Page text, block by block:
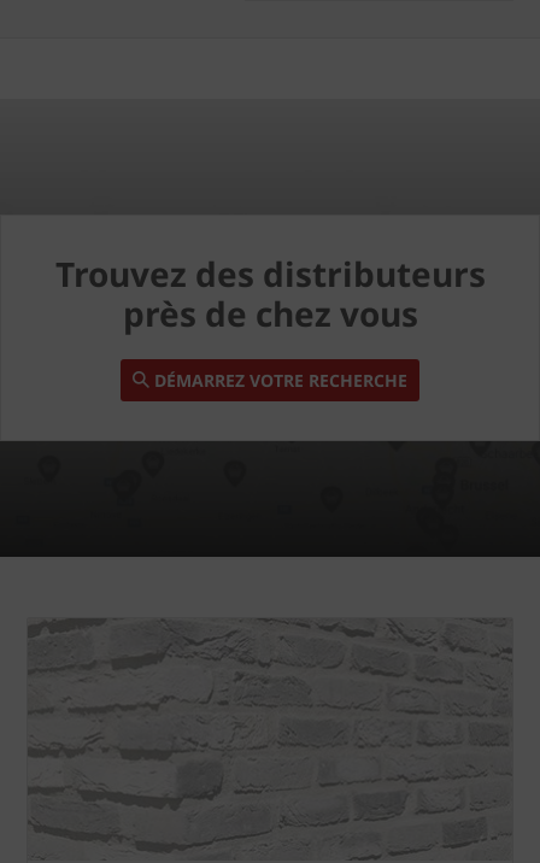
Trouvez des distributeurs
près de chez vous
DÉMARREZ VOTRE RECHERCHE